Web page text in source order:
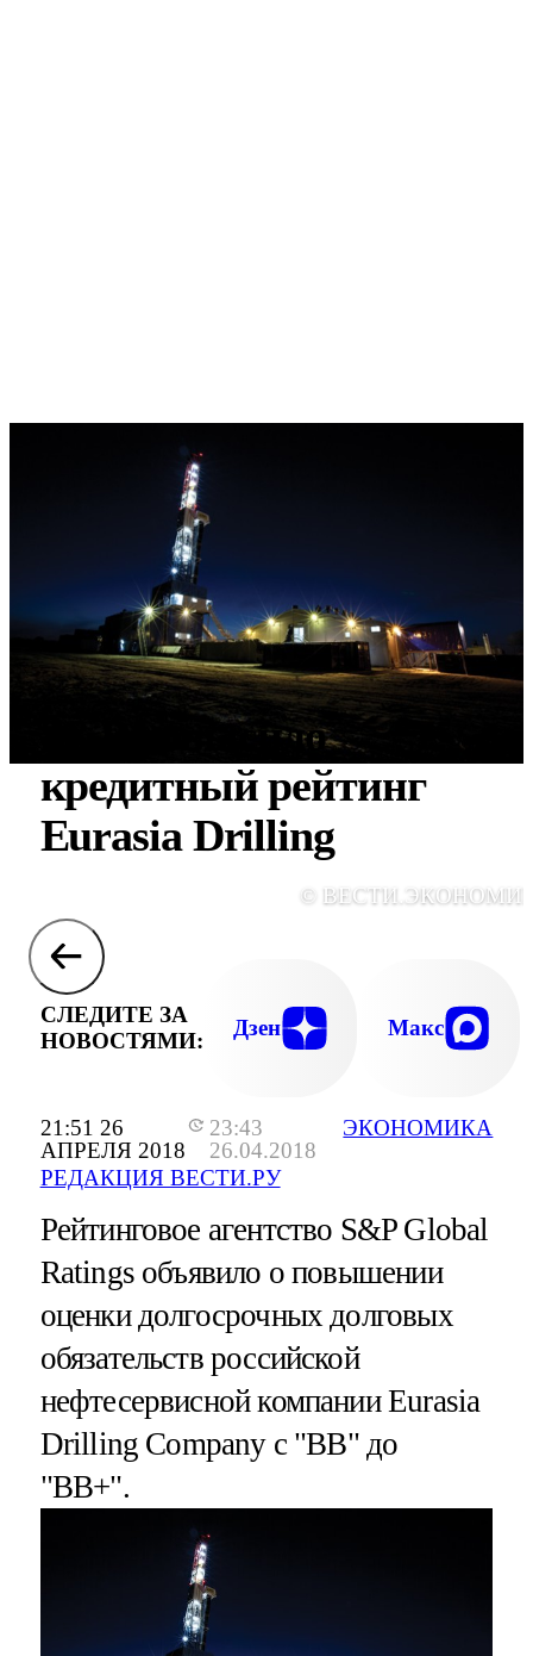
21:51 26
АПРЕЛЯ 2018
23:43
26.04.2018
РЕДАКЦИЯ ВЕСТИ.РУ
ЭКОНОМИКА
S&P повысило
кредитный рейтинг
Eurasia Drilling
©
СЛЕДИТЕ ЗА
НОВОСТЯМИ:
Дзен Макс
Рейтинговое агентство S&P Global
Ratings объявило о повышении
оценки долгосрочных долговых
обязательств российской
нефтесервисной компании Eurasia
Drilling Company с "BB" до
"BB+".